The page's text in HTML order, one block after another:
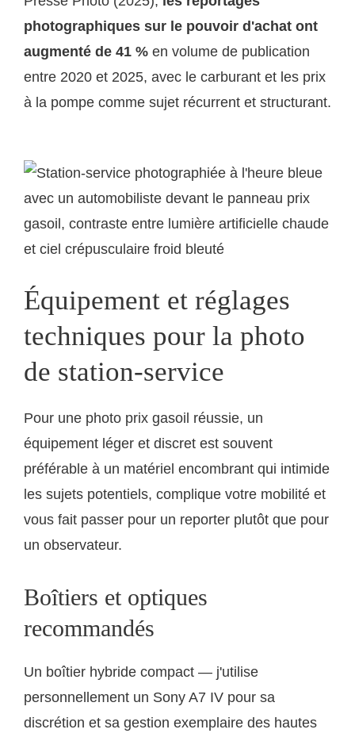
photographiques sur le pouvoir d'achat ont
augmenté de 41 % en volume de publication
entre 2020 et 2025, avec le carburant et les prix
à la pompe comme sujet récurrent et structurant.
Équipement et réglages
techniques pour la photo
de station-service
Pour une photo prix gasoil réussie, un
équipement léger et discret est souvent
préférable à un matériel encombrant qui intimide
les sujets potentiels, complique votre mobilité et
vous fait passer pour un reporter plutôt que pour
un observateur.
Boîtiers et optiques
recommandés
Un boîtier hybride compact — j'utilise
personnellement un Sony A7 IV pour sa
discrétion et sa gestion exemplaire des hautes